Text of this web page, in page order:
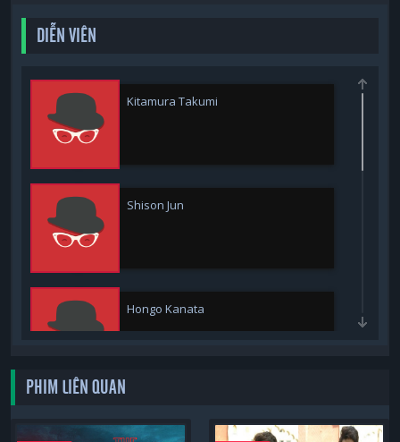
DIỄN VIÊN
Kitamura Takumi
Shison Jun
Hongo Kanata
PHIM LIÊN QUAN